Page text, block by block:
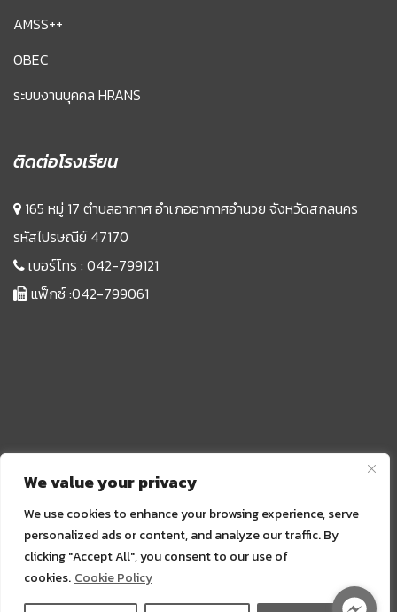
We value your privacy
We use cookies to enhance your browsing experience, serve
personalized ads or content, and analyze our traffic. By
clicking "Accept All", you consent to our use of
cookies. Cookie Policy
AMSS++
OBEC
ระบบงานบุคคล HRANS
ติดต่อโรงเรียน
165 หมู่ 17 ตำบลอากาศ อำเภออากาศอำนวย จังหวัดสกลนคร
รหัสไปรษณีย์ 47170
เบอร์โทร : 042-799121
แฟ็กซ์ :042-799061